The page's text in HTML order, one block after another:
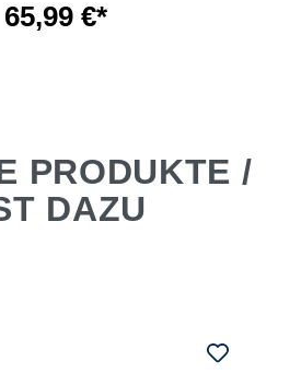
65,99 €*
PRODUKTE /
DAZU